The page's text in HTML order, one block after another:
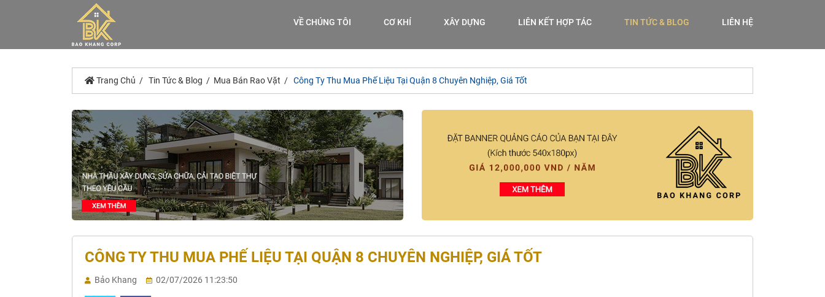
VỀ CHÚNG TÔI CƠ KHÍ XÂY DỰNG LIÊN KẾT HỢP TÁC TIN TỨC & BLOG LIÊN HỆ
Trang Chủ Tin Tức & Blog Mua Bán Rao Vặt Công Ty Thu Mua Phế Liệu Tại Quận 8 Chuyên Nghiệp, Giá Tốt
CÔNG TY THU MUA PHẾ LIỆU TẠI QUẬN 8 CHUYÊN NGHIỆP, GIÁ TỐT
Bảo Khang 02/07/2026 11:23:50